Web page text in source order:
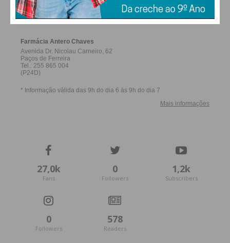
FERREIRA
27,0k
Fans
0
Followers
1,2k
Subscribers
0
Followers
578
Readers